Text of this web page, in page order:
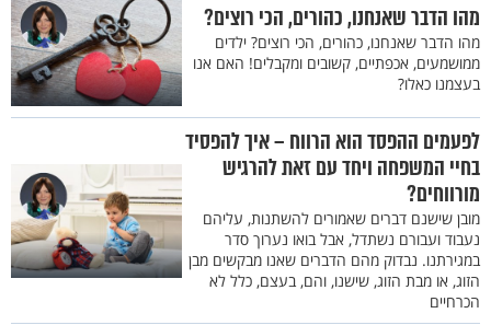
מהו הדבר שאנחנו, כהורים, הכי רוצים?
מהו הדבר שאנחנו, כהורים, הכי רוצים? ילדים
ממושמעים, אכפתיים, קשובים ומקבלים! האם אנו
בעצמנו כאלו?
לפעמים ההפסד הוא הרווח – איך להפסיד
בחיי המשפחה ויחד עם זאת להרגיש
מורווחים?
מובן שישנם דברים שאמורים להשתנות, עליהם
נעבוד ועבורם נשתדל, אבל בואו נערוך סדר
במגירתנו. נבדוק מהם הדברים שאנו מבקשים מבן
הזוג, או מבת הזוג, שישנו, והם, בעצם, כלל לא
הכרחיים